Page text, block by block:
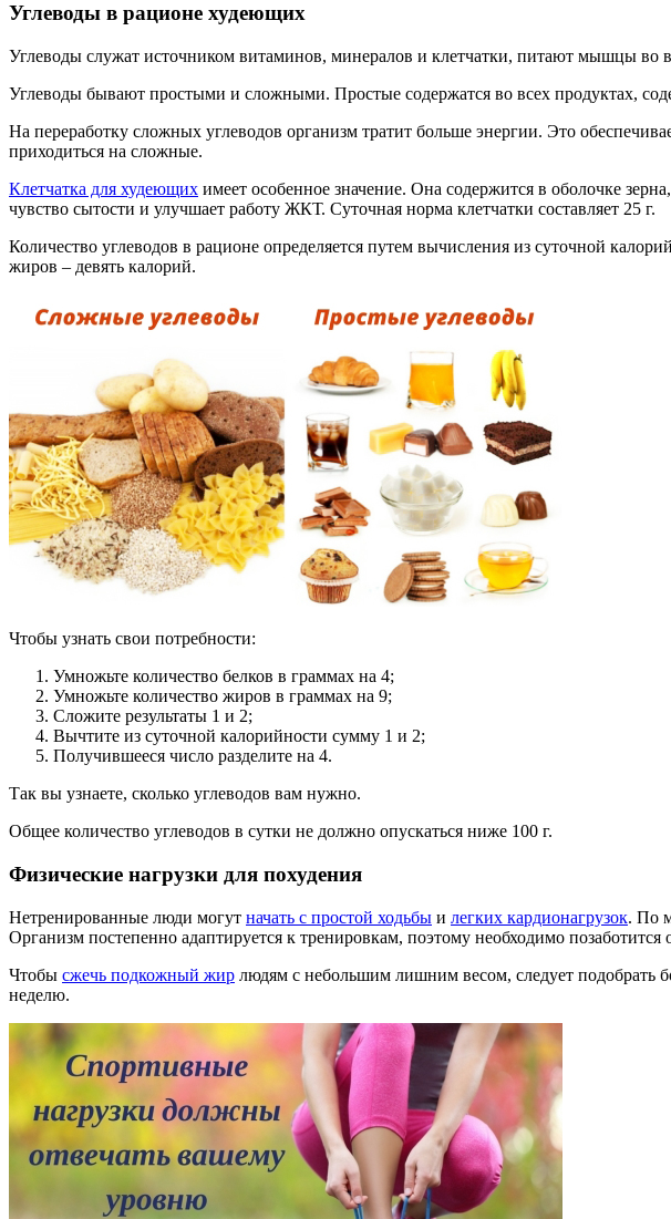
Углеводы в рационе худеющих
Углеводы служат источником витаминов, минералов и клетчатки, питают мышцы во
Углеводы бывают простыми и сложными. Простые содержатся во всех продуктах,
На переработку сложных углеводов организм тратит больше энергии. Это
приходиться на сложные.
Клетчатка для худеющих имеет особенное значение. Она содержится в оболочке
чувство сытости и улучшает работу ЖКТ. Суточная норма клетчатки составляет 25 г.
Количество углеводов в рационе определяется путем вычисления из суточной
жиров – девять калорий.
Чтобы узнать свои потребности:
Умножьте количество белков в граммах на 4;
Умножьте количество жиров в граммах на 9;
Сложите результаты 1 и 2;
Вычтите из суточной калорийности сумму 1 и 2;
Получившееся число разделите на 4.
Так вы узнаете, сколько углеводов вам нужно.
Общее количество углеводов в сутки не должно опускаться ниже 100 г.
Физические нагрузки для похудения
Нетренированные люди могут начать с простой ходьбы и легких кардионагрузок. По
Организм постепенно адаптируется к тренировкам, поэтому необходимо позаботится
Чтобы сжечь подкожный жир людям с небольшим лишним весом, следует подобрать
неделю.